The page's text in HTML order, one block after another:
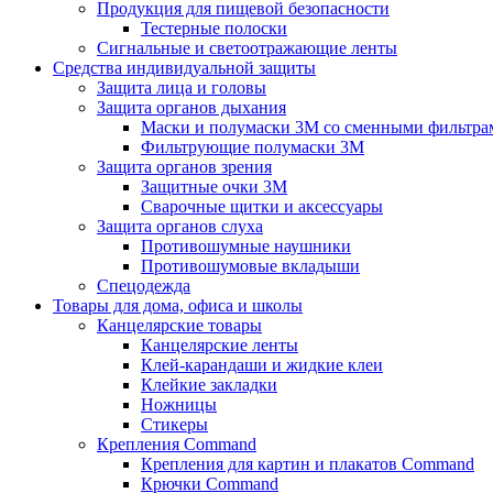
Продукция для пищевой безопасности
Тестерные полоски
Сигнальные и светоотражающие ленты
Средства индивидуальной защиты
Защита лица и головы
Защита органов дыхания
Маски и полумаски 3М со сменными
Фильтрующие полумаски 3М
Защита органов зрения
Защитные очки 3М
Сварочные щитки и аксессуары
Защита органов слуха
Противошумные наушники
Противошумовые вкладыши
Спецодежда
Товары для дома, офиса и школы
Канцелярские товары
Канцелярские ленты
Клей-карандаши и жидкие клеи
Клейкие закладки
Ножницы
Стикеры
Крепления Command
Крепления для картин и плакатов Command
Крючки Command